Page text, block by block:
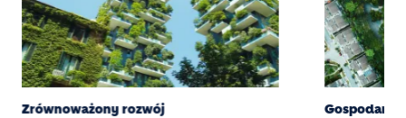
Zrównoważony rozwój Gospodarka